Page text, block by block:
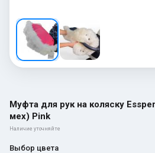
Муфта для рук на коляску
мех) Pink
Наличие уточняйте
Выбор цвета